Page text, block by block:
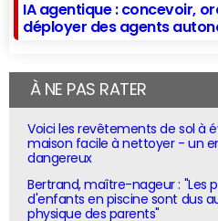
IA agentique : concevoir,
déployer des agents
À NE PAS RATER
Voici les revêtements de sol à
maison facile à nettoyer - un
dangereux
Bertrand, maître-nageur : "Les
d'enfants en piscine sont dus
physique des parents"